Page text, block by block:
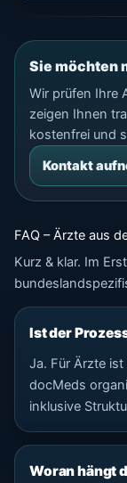
Sie möchten
Wir prüfen Ihre
zeigen Ihnen
kostenfrei und
Kontakt
FAQ – Ärzte aus
Kurz & klar. Im
Ist der
Ja. Für Ärzte
docMeds
inklusive
Woran hängt